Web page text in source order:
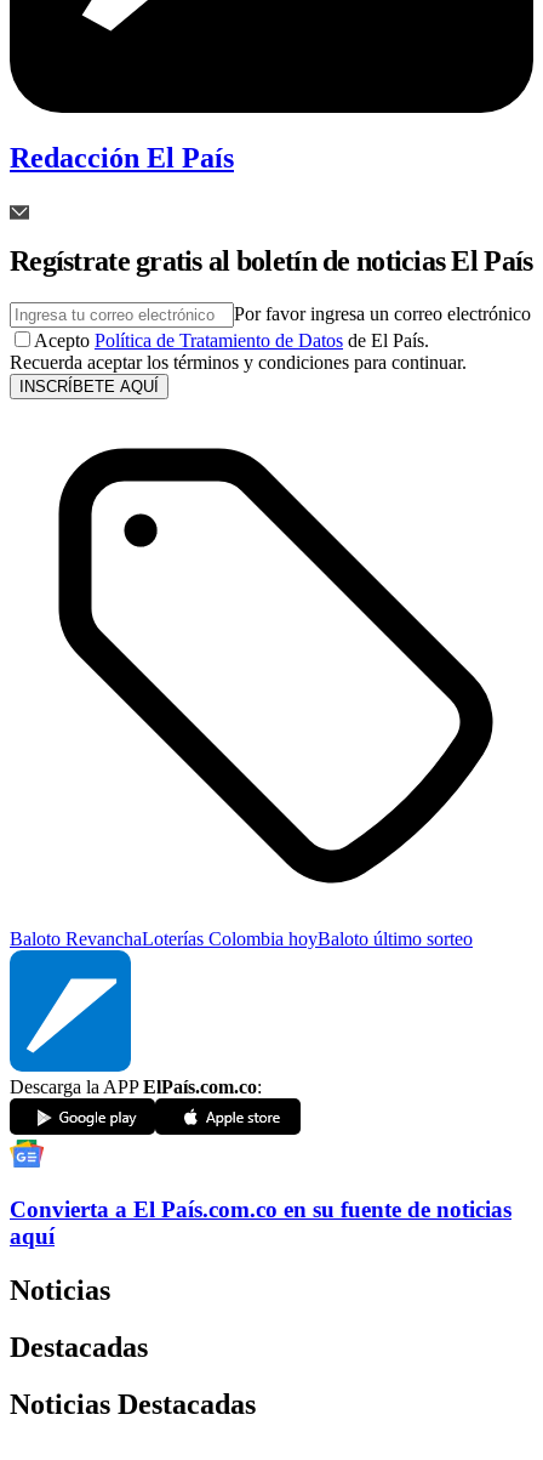
Redacción El País
Regístrate gratis al boletín de noticias El País
Por favor ingresa un correo electrónico
Acepto Política de Tratamiento de Datos de El País.
Recuerda aceptar los términos y condiciones para continuar.
INSCRÍBETE AQUÍ
Baloto RevanchaLoterías Colombia hoyBaloto último sorteo
Descarga la APPElPaís.com.co:
Convierta a El País.com.co en su fuente de noticias
aquí
Noticias
Destacadas
Noticias Destacadas